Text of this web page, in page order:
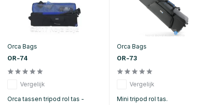
Orca Bags
OR-74
Vergelijk
Orca tassen tripod rol tas -
Orca Bags
OR-73
Vergelijk
Mini tripod rol tas.